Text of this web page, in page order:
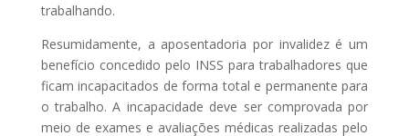
trabalhando.
Resumidamente, a aposentadoria por invalidez é um
benefício concedido pelo INSS para trabalhadores que
ficam incapacitados de forma total e permanente para
o trabalho. A incapacidade deve ser comprovada por
meio de exames e avaliações médicas realizadas pelo